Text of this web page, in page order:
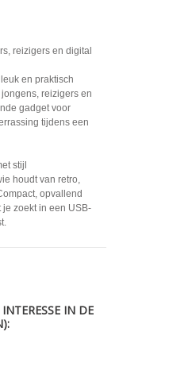
reizigers en digital
en praktisch
reizigers en
gadget voor
tijdens een
stijl
houdt van retro,
opvallend
zoekt in een USB-
IN DE